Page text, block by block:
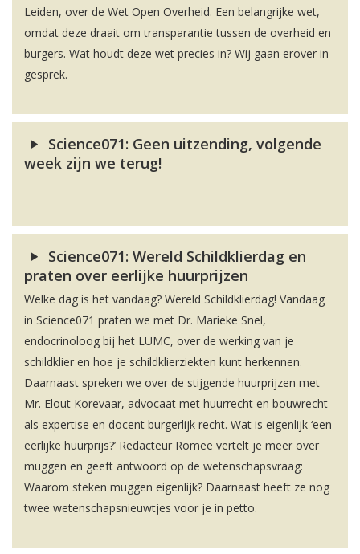
Leiden, over de Wet Open Overheid. Een belangrijke wet,
omdat deze draait om transparantie tussen de overheid en
burgers. Wat houdt deze wet precies in? Wij gaan erover in
gesprek.
Science071: Geen uitzending, volgende
week zijn we terug!
Science071: Wereld Schildklierdag en
praten over eerlijke huurprijzen
Welke dag is het vandaag? Wereld Schildklierdag! Vandaag
in Science071 praten we met Dr. Marieke Snel,
endocrinoloog bij het LUMC, over de werking van je
schildklier en hoe je schildklierziekten kunt herkennen.
Daarnaast spreken we over de stijgende huurprijzen met
Mr. Elout Korevaar, advocaat met huurrecht en bouwrecht
als expertise en docent burgerlijk recht. Wat is eigenlijk ‘een
eerlijke huurprijs?’ Redacteur Romee vertelt je meer over
muggen en geeft antwoord op de wetenschapsvraag:
Waarom steken muggen eigenlijk? Daarnaast heeft ze nog
twee wetenschapsnieuwtjes voor je in petto.